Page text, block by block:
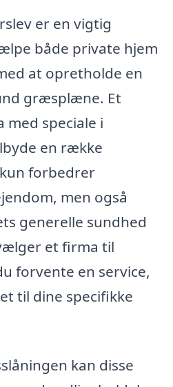
er en vigtig
både private hjem
at opretholde en
græsplæne. Et
speciale i
en række
forbedrer
men også
generelle sundhed
et firma til
forvente en service,
til dine specifikke
kan disse